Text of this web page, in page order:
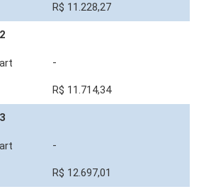
R$ 11.228,27
-
R$ 11.714,34
-
R$ 12.697,01